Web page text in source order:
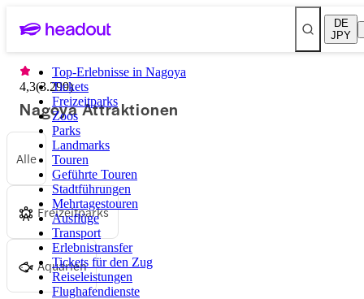
DE
JPY
Top-Erlebnisse in Nagoya
Tickets
Freizeitparks
Zoos
Parks
Landmarks
Touren
Geführte Touren
Stadtführungen
Mehrtagestouren
Ausflüge
Transport
Erlebnistransfer
Tickets für den Zug
Reiseleistungen
Flughafendienste
4,3(3.299)
Nagoya Attraktionen
Alle
Freizeitparks
Aquarien